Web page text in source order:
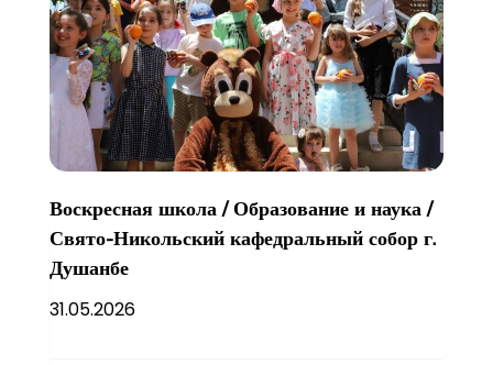
Воскресная школа/Образование и наука/
Свято-Никольский кафедральный собор г.
Душанбе
31.05.2026